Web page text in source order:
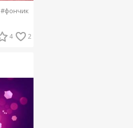
#фончик
4 2